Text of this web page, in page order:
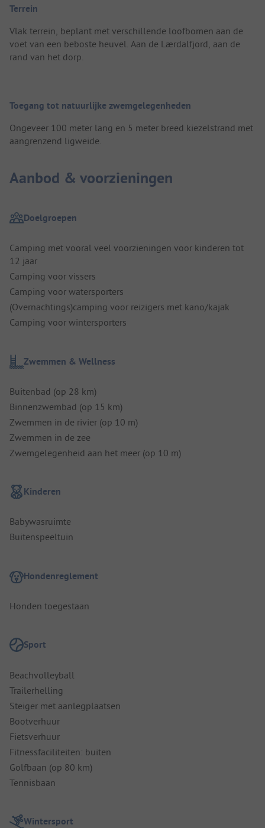
Terrein
Vlak terrein, beplant met verschillende loofbomen aan de
voet van een beboste heuvel. Aan de Lærdalfjord, aan de
rand van het dorp.
Toegang tot natuurlijke zwemgelegenheden
Ongeveer 100 meter lang en 5 meter breed kiezelstrand met
aangrenzend ligweide.
Aanbod & voorzieningen
Doelgroepen
Camping met vooral veel voorzieningen voor kinderen tot
12 jaar
Camping voor vissers
Camping voor watersporters
(Overnachtings)camping voor reizigers met kano/kajak
Camping voor wintersporters
Zwemmen & Wellness
Buitenbad (op 28 km)
Binnenzwembad (op 15 km)
Zwemmen in de rivier (op 10 m)
Zwemmen in de zee
Zwemgelegenheid aan het meer (op 10 m)
Kinderen
Babywasruimte
Buitenspeeltuin
Hondenreglement
Honden toegestaan
Sport
Beachvolleyball
Trailerhelling
Steiger met aanlegplaatsen
Bootverhuur
Fietsverhuur
Fitnessfaciliteiten: buiten
Golfbaan (op 80 km)
Tennisbaan
Wintersport